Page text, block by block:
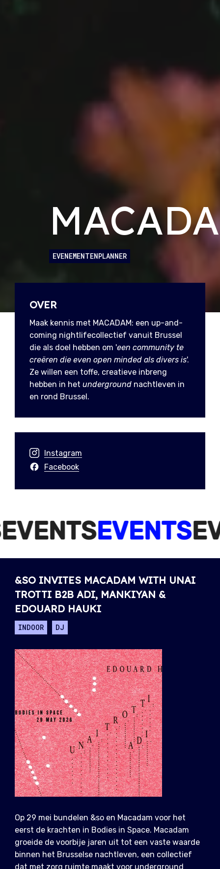
EVENEMENTENPLANNER
OVER
Maak kennis met MACADAM: een up-and-
coming nightlifecollectief vanuit Brussel
die als doel hebben om 'een community te
creëren die even open minded als divers is'.
Ze willen een toffe, creatieve inbreng
hebben in het underground nachtleven in
en rond Brussel.
Instagram
Facebook
EVENTS
&SO INVITES MACADAM WITH UNAI
TROTTI B2B ADI, MANKIYAN &
EDOUARD HAUKI
INDOOR DJ
Op 29 mei bundelen &so en Macadam voor het
eerst de krachten in Bodies in Space. Macadam
groeide de voorbije jaren uit tot een vaste waarde
binnen het Brusselse nachtleven, een collectief
dat met zorg ruimte maakt voor underground